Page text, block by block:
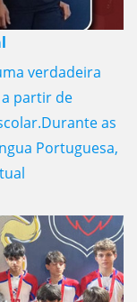
verdadeira
partir de
as
Portuguesa,